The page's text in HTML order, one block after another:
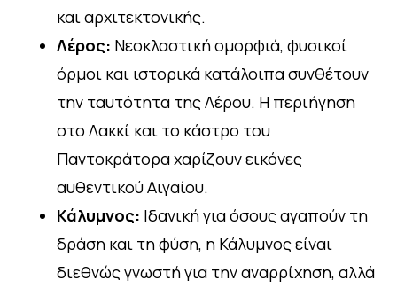
και αρχιτεκτονικής.
Λέρος: Νεοκλαστική ομορφιά, φυσικοί
όρμοι και ιστορικά κατάλοιπα συνθέτουν
την ταυτότητα της Λέρου. Η περιήγηση
στο Λακκί και το κάστρο του
Παντοκράτορα χαρίζουν εικόνες
αυθεντικού Αιγαίου.
Κάλυμνος: Ιδανική για όσους αγαπούν τη
δράση και τη φύση, η Κάλυμνος είναι
διεθνώς γνωστή για την αναρρίχηση, αλλά